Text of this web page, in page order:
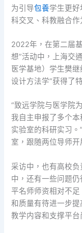
为引导包養学生更
科交叉、科教融合作
2022年，在第二届
想”活动中，上海交
医学基地）学生樊
设计方法学”获得了
“致远学院与医学院
我自主申报了多个
实验室的科研实习。
室，跟随两位导师开
采访中，也有高校
中，还有一些问题
平名师师资相对不
和质量有待进一步
教学内容和支撑平台